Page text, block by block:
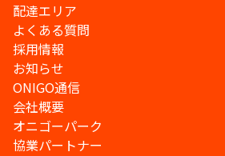
配達エリア
よくある質問
採用情報
お知らせ
ONIGO通信
会社概要
オニゴーパーク
協業パートナー